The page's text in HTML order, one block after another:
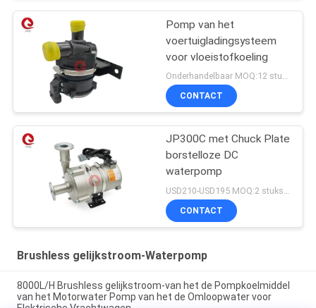
Pomp van het
voertuigladingsysteem
voor vloeistofkoeling
Onderhandelbaar MOQ:12 stuks (monster beschikbaar)
CONTACT
JP300C met Chuck Plate
borstelloze DC
waterpomp
CONTACT
Brushless gelijkstroom-Waterpomp
8000L/H Brushless gelijkstroom-van het de Pompkoelmiddel
van het Motorwater Pomp van het de Omloopwater voor